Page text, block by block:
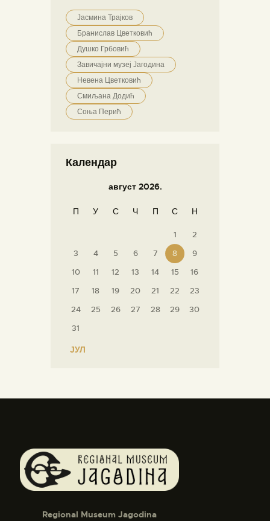
Јасмина Трајков
Бранислав Цветковић
Душко Грбовић
Завичајни музеј Јагодина
Невена Цветковић
Смиљана Додић
Соња Перић
Календар
август 2026.
П У С Ч П С Н
1
2
3
4 5 6 7 8
9
10
11 12 13 14 15
16
17
18 19 20 21 22
23
24
25 26 27 28 29
30
31
« ЈУЛ
Regional Museum Jagodina